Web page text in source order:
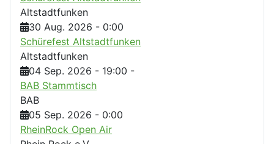
Altstadtfunken
30 Aug. 2026 - 0:00
Schürefest Altstadtfunken
Altstadtfunken
04 Sep. 2026 - 19:00 -
BAB Stammtisch
BAB
05 Sep. 2026 - 0:00
RheinRock Open Air